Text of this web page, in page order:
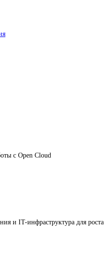
с Open Cloud
и IT-инфраструктура для роста